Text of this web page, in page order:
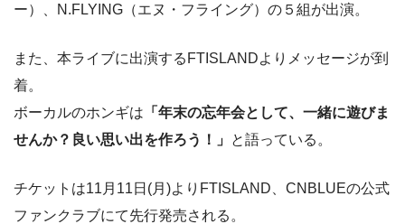
ー）、N.FLYING（エヌ・フライング）の５組が出演。
また、本ライブに出演するFTISLANDよりメッセージが到
着。
ボーカルのホンギは 「年末の忘年会として、一緒に遊びま
せんか？良い思い出を作ろう！」 と語っている。
チケットは11月11日(月)よりFTISLAND、CNBLUEの公式
ファンクラブにて先行発売される。